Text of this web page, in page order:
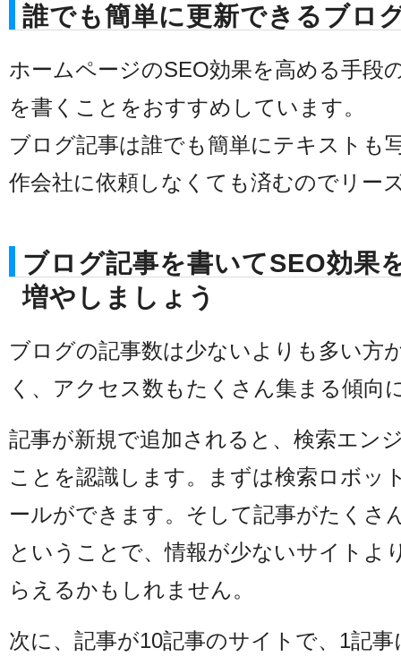
誰でも簡単に更新できるブロ
ホームページのSEO効果を高める手段
を書くことをおすすめしています。
ブログ記事は誰でも簡単にテキストも
作会社に依頼しなくても済むのでリー
ブログ記事を書いてSEO効果
増やしましょう
ブログの記事数は少ないよりも多い方
く、アクセス数もたくさん集まる傾向
記事が新規で追加されると、検索エン
ことを認識します。まずは検索ロボッ
ールができます。そして記事がたくさ
ということで、情報が少ないサイトよ
らえるかもしれません。
次に、記事が10記事のサイトで、1記